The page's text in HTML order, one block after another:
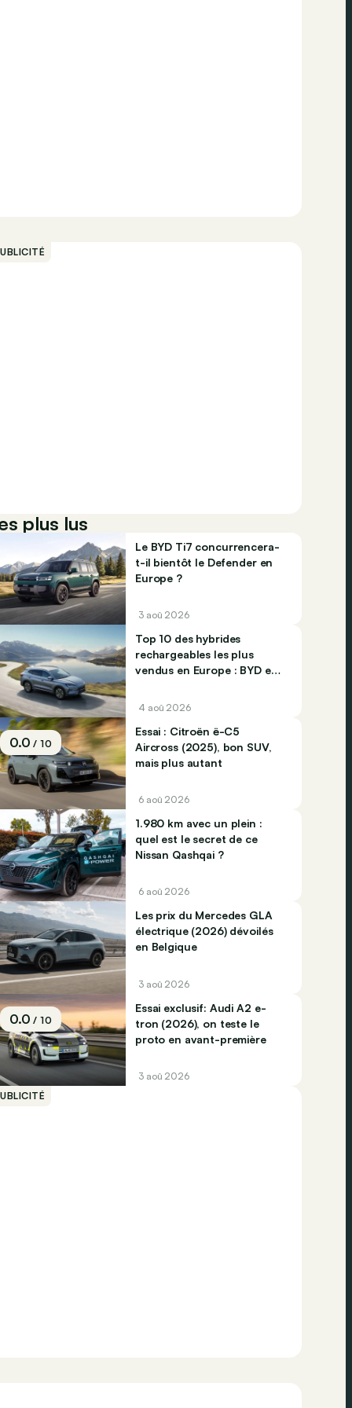
plus lus
Le BYD Ti7 concurrencera-
t-il bientôt le Defender en
Europe ?
3 aoû 2026
Top 10 des hybrides
rechargeables les plus
vendus en Europe : BYD et
4 aoû 2026
0.0/ 10
Essai : Citroën ë-C5
Aircross (2025), bon SUV,
mais plus autant
6 aoû 2026
1.980 km avec un plein :
quel est le secret de ce
Nissan Qashqai ?
6 aoû 2026
Les prix du Mercedes GLA
électrique (2026) dévoilés
en Belgique
3 aoû 2026
0.0/ 10
Essai exclusif: Audi A2 e-
tron (2026), on teste le
proto en avant-première
3 aoû 2026